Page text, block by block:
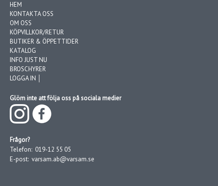
HEM
KONTAKTA OSS
OM OSS
KÖPVILLKOR/RETUR
BUTIKER & ÖPPETTIDER
KATALOG
INFO JUST NU
BROSCHYRER
LOGGA IN │
Glöm inte att följa oss på sociala medier
Frågor?
Telefon: 019-12 55 05
E-post: varsam.ab@varsam.se